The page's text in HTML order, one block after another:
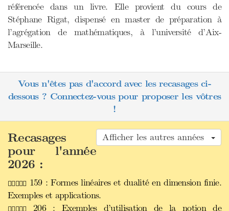
référencée dans un livre. Elle provient du cours de
Stéphane Rigat, dispensé en master de préparation à
l’agrégation de mathématiques, à l’université d’Aix-
Marseille.
Vous n'êtes pas d'accord avec les recasages ci-
dessous ? Connectez-vous pour proposer les vôtres
!
Afficher les autres années
Recasages
pour l'année
2026 :
159 : Formes linéaires et dualité en dimension finie.
Exemples et applications.
206 : Exemples d’utilisation de la notion de